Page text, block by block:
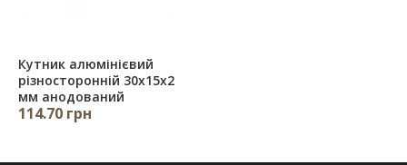
Кутник алюмінієвий
різносторонній 30х15х2
мм анодований
114.70 грн